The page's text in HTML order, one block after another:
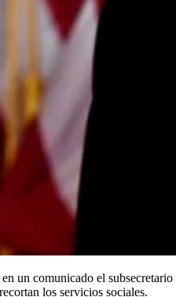
un comunicado el
los servicios sociales.